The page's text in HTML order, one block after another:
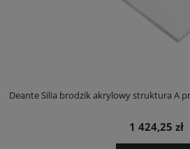
Deante Silia brodzik akrylowy struktura A
1 424,25 zł